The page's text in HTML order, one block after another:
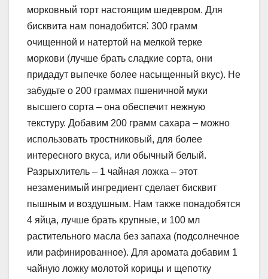
морковный торт настоящим шедевром. Для
бисквита нам понадобится⁚ 300 грамм
очищенной и натертой на мелкой терке
моркови (лучше брать сладкие сорта, они
придадут выпечке более насыщенный вкус). Не
забудьте о 200 граммах пшеничной муки
высшего сорта – она обеспечит нежную
текстуру. Добавим 200 грамм сахара – можно
использовать тростниковый, для более
интересного вкуса, или обычный белый.
Разрыхлитель – 1 чайная ложка – этот
незаменимый ингредиент сделает бисквит
пышным и воздушным. Нам также понадобятся
4 яйца, лучше брать крупные, и 100 мл
растительного масла без запаха (подсолнечное
или рафинированное). Для аромата добавим 1
чайную ложку молотой корицы и щепотку